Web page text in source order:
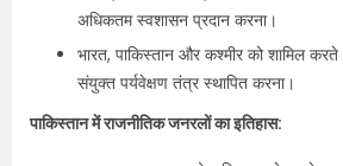
अधिकतम स्वशासन प्रदान करना।
भारत, पाकिस्तान और कश्मीर को शामिल
संयुक्त पर्यवेक्षण तंत्र स्थापित करना।
पाकिस्तान में राजनीतिक जनरलों का इतिहास: